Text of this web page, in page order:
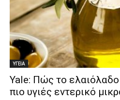
ΥΓΕΙΑ
Yale: Πώς το
πιο υγιές εντερικό